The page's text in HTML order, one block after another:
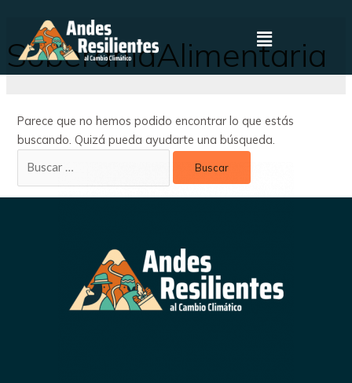
SoberaniaAlimentaria
Parece que no hemos podido encontrar lo que estás
buscando. Quizá pueda ayudarte una búsqueda.